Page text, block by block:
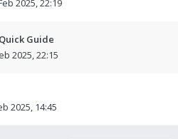
2025, 22:19
Guide
2025, 22:15
2025, 14:45